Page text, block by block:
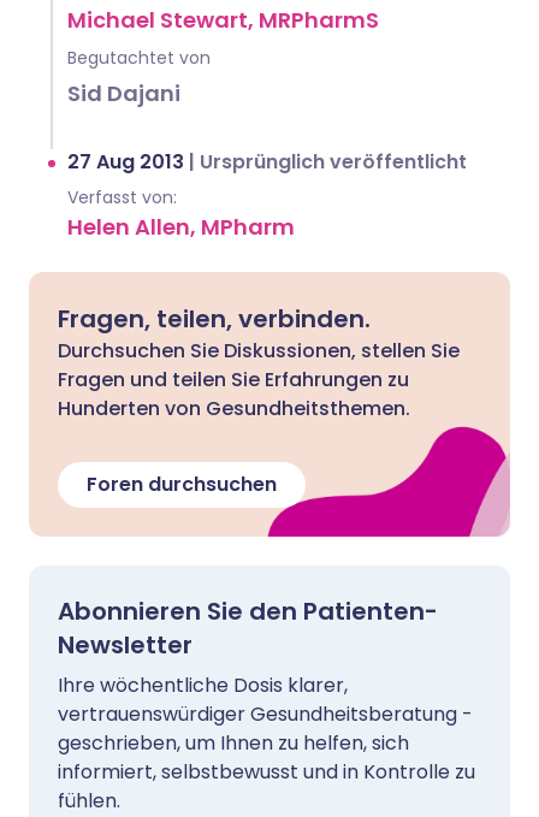
Michael Stewart, MRPharmS
Begutachtet von
Sid Dajani
27 Aug 2013 | Ursprünglich veröffentlicht
Verfasst von:
Helen Allen, MPharm
Fragen, teilen, verbinden.
Durchsuchen Sie Diskussionen, stellen Sie
Fragen und teilen Sie Erfahrungen zu
Hunderten von Gesundheitsthemen.
Foren durchsuchen
Abonnieren Sie den Patienten-
Newsletter
Ihre wöchentliche Dosis klarer,
vertrauenswürdiger Gesundheitsberatung -
geschrieben, um Ihnen zu helfen, sich
informiert, selbstbewusst und in Kontrolle zu
fühlen.